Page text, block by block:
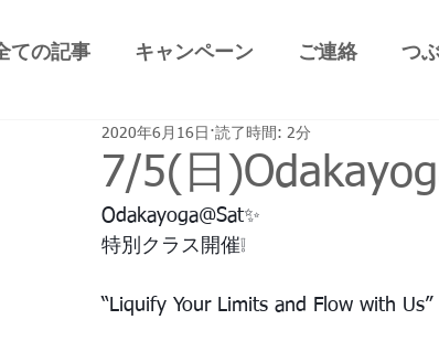
ての記事 キャンペーン ご連絡 つ
7/5(日
2020年6月16日 読了時間: 2分
Odakayoga@Sat✨
特別クラス開催❕
“Liquify Your Limits and Flow with Us”